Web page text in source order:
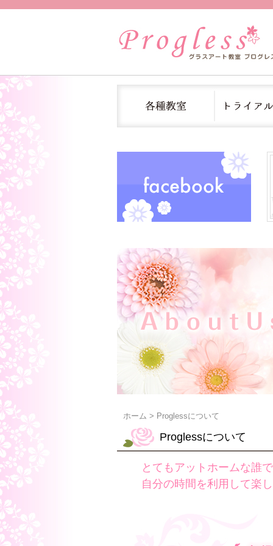
ホーム > Proglessについて
Proglessについて
とてもアットホームな誰
自分の時間を利用して楽